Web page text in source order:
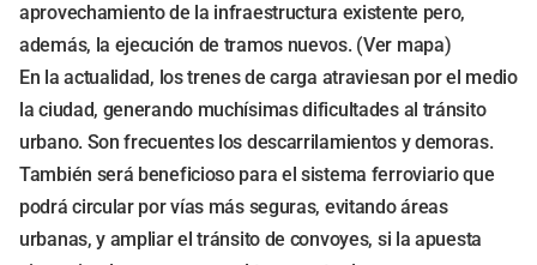
aprovechamiento de la infraestructura existente pero,
además, la ejecución de tramos nuevos. (Ver mapa)
En la actualidad, los trenes de carga atraviesan por el medio
la ciudad, generando muchísimas dificultades al tránsito
urbano. Son frecuentes los descarrilamientos y demoras.
También será beneficioso para el sistema ferroviario que
podrá circular por vías más seguras, evitando áreas
urbanas, y ampliar el tránsito de convoyes, si la apuesta